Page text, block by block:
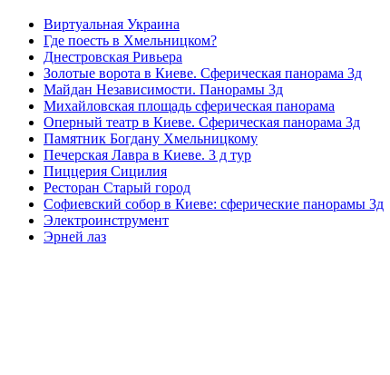
Виртуальная Украина
Где поесть в Хмельницком?
Днестровская Ривьера
Золотые ворота в Киеве. Сферическая панорама 3д
Майдан Независимости. Панорамы 3д
Михайловская площадь сферическая панорама
Оперный театр в Киеве. Сферическая панорама 3д
Памятник Богдану Хмельницкому
Печерская Лавра в Киеве. 3 д тур
Пиццерия Сицилия
Ресторан Старый город
Софиевский собор в Киеве: сферические панорамы 3д
Электроинструмент
Эрней лаз